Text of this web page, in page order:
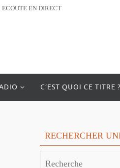
ECOUTE EN DIRECT
C’EST QUOI CE TITRE ?
RECHERCHER